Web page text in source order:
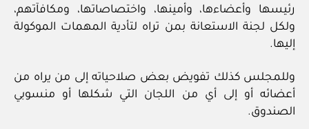
رئيسها وأعضاءها، وأمينها، واختصاصاتها، ومكافآتهم،
ولكل لجنة الاستعانة بمن تراه لتأدية المهمات الموكولة
إليها.
وللمجلس كذلك تفويض بعض صلاحياته إلى من يراه من
أعضائه أو إلى أي من اللجان التي شكلها أو منسوبي
الصندوق.